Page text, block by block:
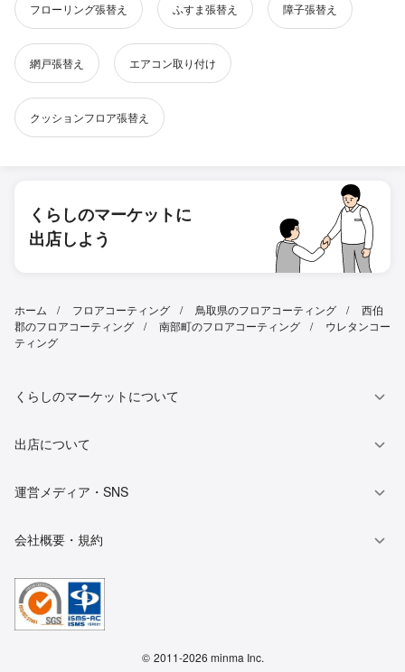
フローリング張替え ふすま張替え 障子張替え
網戸張替え エアコン取り付け
クッションフロア張替え
くらしのマーケットに
出店しよう
ホーム フロアコーティング 鳥取県のフロアコーティング
西伯
郡のフロアコーティング
南部町のフロアコーティング
ウレタンコー
ティング
くらしのマーケットについて
出店について
運営メディア・SNS
会社概要・規約
© 2011-2026 minma Inc.